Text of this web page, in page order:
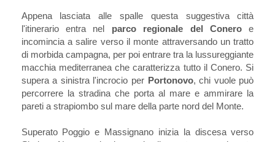
Appena lasciata alle spalle questa suggestiva città
l'itinerario entra nel parco regionale del Conero e
incomincia a salire verso il monte attraversando un tratto
di morbida campagna, per poi entrare tra la lussureggiante
macchia mediterranea che caratterizza tutto il Conero. Si
supera a sinistra l'incrocio per Portonovo, chi vuole può
percorrere la stradina che porta al mare e ammirare la
pareti a strapiombo sul mare della parte nord del Monte.
Superato Poggio e Massignano inizia la discesa verso